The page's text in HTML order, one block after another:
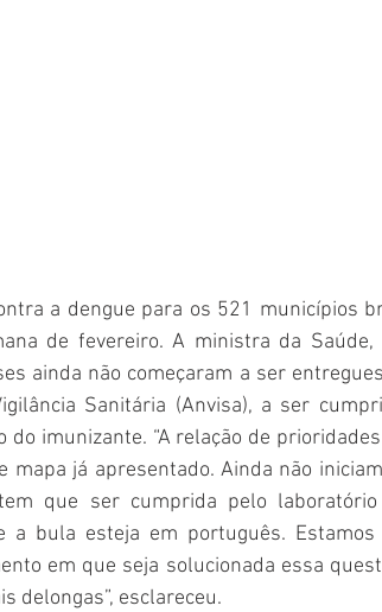
a dengue para os 521 municípios
de fevereiro. A ministra da
ainda não começaram a ser
Sanitária (Anvisa), a ser
do imunizante. “A relação de
já apresentado. Ainda não
que ser cumprida pelo laboratório
a bula esteja em português. Estamos
em que seja solucionada essa
delongas”, esclareceu.